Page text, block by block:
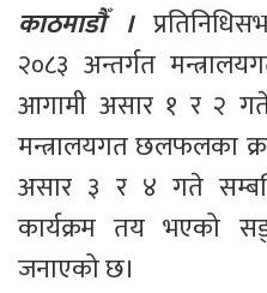
काठमाडौँ ।
२०८३ अन्तर्गत
आगामी असार १ र २
मन्त्रालयगत छलफलका
असार ३ र ४ गते
कार्यक्रम तय भएको
जनाएको छ।